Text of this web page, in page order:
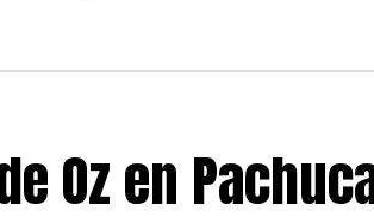
Oz en